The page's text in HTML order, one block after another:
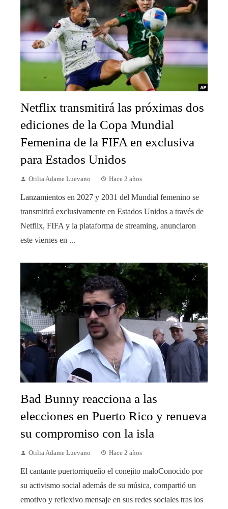
Netflix transmitirá las próximas dos
ediciones de la Copa Mundial
Femenina de la FIFA en exclusiva
para Estados Unidos
Otilia Adame Luevano Hace 2 años
Lanzamientos en 2027 y 2031 del Mundial femenino se
transmitirá exclusivamente en Estados Unidos a través de
Netflix, FIFA y la plataforma de streaming, anunciaron
este viernes en ...
Bad Bunny reacciona a las
elecciones en Puerto Rico y renueva
su compromiso con la isla
Otilia Adame Luevano Hace 2 años
El cantante puertorriqueño el conejito maloConocido por
su activismo social además de su música, compartió un
emotivo y reflexivo mensaje en sus redes sociales tras los